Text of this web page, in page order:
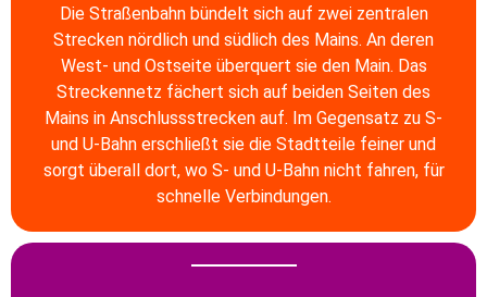
Die Straßenbahn bündelt sich auf zwei zentralen
Strecken nördlich und südlich des Mains. An deren
West- und Ostseite überquert sie den Main. Das
Streckennetz fächert sich auf beiden Seiten des
Mains in Anschlussstrecken auf. Im Gegensatz zu S-
und U-Bahn erschließt sie die Stadtteile feiner und
sorgt überall dort, wo S- und U-Bahn nicht fahren, für
schnelle Verbindungen.